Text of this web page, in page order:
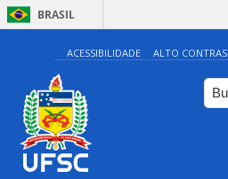
BRASIL
ACESSIBILIDADE ALTO